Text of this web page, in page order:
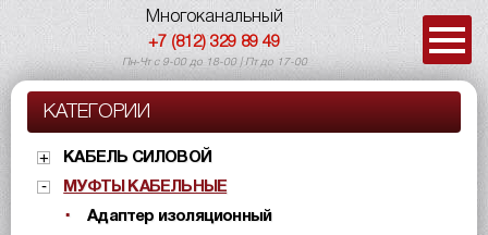
Многоканальный
+7 (812) 329 89 49
Пн-Чт с 9-00 до 18-00 | Пт до 17-00
КАТЕГОРИИ
КАБЕЛЬ СИЛОВОЙ
МУФТЫ КАБЕЛЬНЫЕ
Адаптер изоляционный